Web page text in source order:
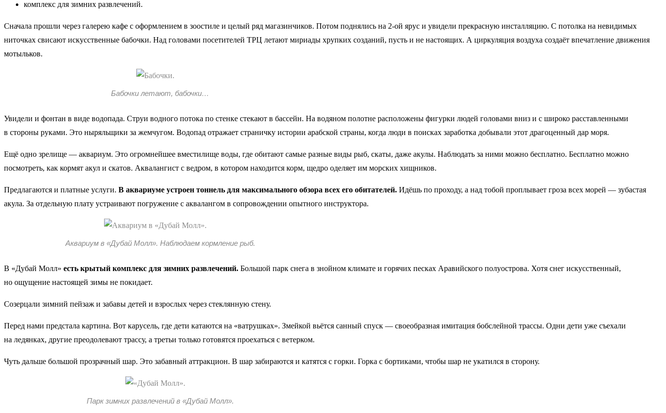
комплекс для зимних развлечений.
Сначала прошли через галерею кафе с оформлением в зоостиле и целый ряд магазинчиков. Потом поднялись на 2-ой ярус и увидели прекрасную инсталляцию. С потолка на невидимых
ниточках свисают искусственные бабочки. Над головами посетителей ТРЦ летают мириады хрупких созданий, пусть и не настоящих. А циркуляция воздуха создаёт впечатление движения
мотыльков.
Бабочки летают, бабочки…
Увидели и фонтан в виде водопада. Струи водного потока по стенке стекают в бассейн. На водяном полотне расположены фигурки людей головами вниз и с широко расставленными
в стороны руками. Это ныряльщики за жемчугом. Водопад отражает страничку истории арабской страны, когда люди в поисках заработка добывали этот драгоценный дар моря.
Ещё одно зрелище — аквариум. Это огромнейшее вместилище воды, где обитают самые разные виды рыб, скаты, даже акулы. Наблюдать за ними можно бесплатно. Бесплатно можно
посмотреть, как кормят акул и скатов. Аквалангист с ведром, в котором находится корм, щедро оделяет им морских хищников.
Предлагаются и платные услуги. В аквариуме устроен тоннель для максимального обзора всех его обитателей. Идёшь по проходу, а над тобой проплывает гроза всех морей — зубастая
акула. За отдельную плату устраивают погружение с аквалангом в сопровождении опытного инструктора.
Аквариум в «Дубай Молл». Наблюдаем кормление рыб.
В «Дубай Молл» есть крытый комплекс для зимних развлечений. Большой парк снега в знойном климате и горячих песках Аравийского полуострова. Хотя снег искусственный,
но ощущение настоящей зимы не покидает.
Созерцали зимний пейзаж и забавы детей и взрослых через стеклянную стену.
Перед нами предстала картина. Вот карусель, где дети катаются на «ватрушках». Змейкой вьётся санный спуск — своеобразная имитация бобслейной трассы. Одни дети уже съехали
на ледянках, другие преодолевают трассу, а третьи только готовятся проехаться с ветерком.
Чуть дальше большой прозрачный шар. Это забавный аттракцион. В шар забираются и катятся с горки. Горка с бортиками, чтобы шар не укатился в сторону.
Парк зимних развлечений в «Дубай Молл».